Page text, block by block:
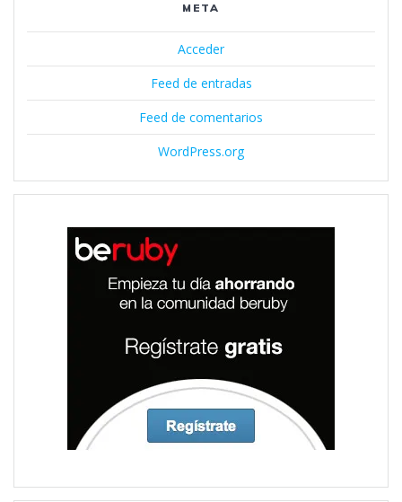
META
Acceder
Feed de entradas
Feed de comentarios
WordPress.org